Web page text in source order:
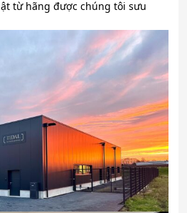
từ hãng được chúng tôi sưu